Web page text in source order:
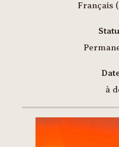
Français
à